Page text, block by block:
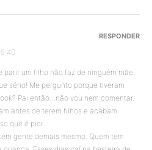
parir um filho não faz de ninguém mãe.
sério! Me pergunto porque tiveram
Pai então…não vou nem comentar.
antes de terem filhos e acabam
que é pior.
gente demais mesmo. Quem tem
RESPONDER